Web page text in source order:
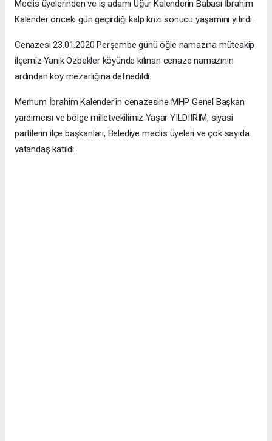
Meclis üyelerinden ve iş adamı Uğur Kalenderin Babası İbrahim
Kalender önceki gün geçirdiği kalp krizi sonucu yaşamını yitirdi.
Cenazesi 23.01.2020 Perşembe günü öğle namazına müteakip
ilçemiz Yanık Özbekler köyünde kılınan cenaze namazının
ardından köy mezarlığına defnedildi.
Merhum İbrahim Kalender'in cenazesine MHP Genel Başkan
yardımcısı ve bölge milletvekilimiz Yaşar YILDIIRIM, siyasi
partilerin ilçe başkanları, Belediye meclis üyeleri ve çok sayıda
vatandaş katıldı.